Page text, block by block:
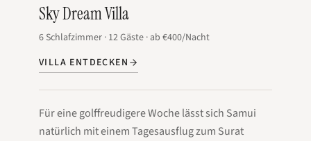
Sky Dream Villa
6 Schlafzimmer · 12Gäste ·ab €400/Nacht
VILLA ENTDECKEN
Für eine golffreudigere Woche lässt sich Samui
natürlich mit einem Tagesausflug zum Surat